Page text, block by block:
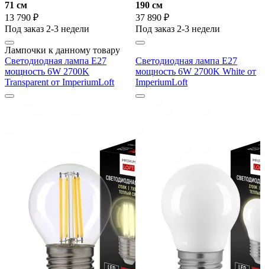
71 cм
13 790 ₽
Под заказ 2-3 недели
190 cм
37 890 ₽
Под заказ 2-3 недели
Лампочки к данному товару
Светодиодная лампа E27
мощность 6W 2700K
Transparent от ImperiumLoft
Светодиодная лампа E27
мощность 6W 2700K White от
ImperiumLoft